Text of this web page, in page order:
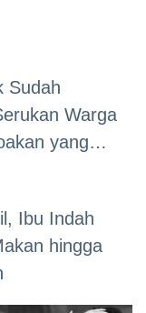
Sudah
Warga
yang
Ibu Indah
hingga